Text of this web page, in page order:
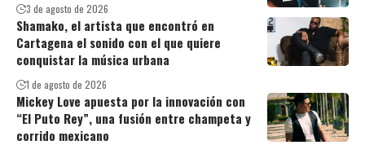
3 de agosto de 2026
Shamako, el artista que encontró en
Cartagena el sonido con el que quiere
conquistar la música urbana
1 de agosto de 2026
Mickey Love apuesta por la innovación con
“El Puto Rey”, una fusión entre champeta y
corrido mexicano